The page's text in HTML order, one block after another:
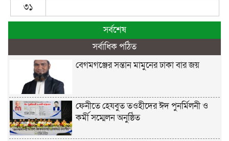
৩১
সর্বশেষ
সর্বাধিক পঠিত
বেগমগঞ্জের সন্তান মামুনের ঢাকা বার জয়
ফেনীতে হেযবুত তওহীদের ঈদ পুনর্মিলনী ও
কর্মী সম্মেলন অনুষ্ঠিত